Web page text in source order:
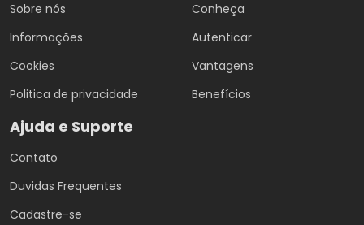
Sobre nós
Informações
Cookies
Politica de privacidade
Conheça
Autenticar
Vantagens
Benefícios
Ajuda e Suporte
Contato
Duvidas Frequentes
Cadastre-se